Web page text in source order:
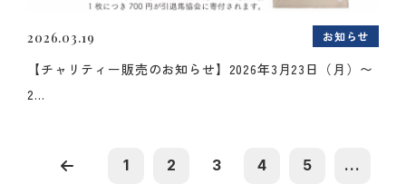
2026.03.19 お知らせ
【チャリティー販売のお知らせ】2026年3月23日（月）〜
2...
1 2 3 4 5 ...